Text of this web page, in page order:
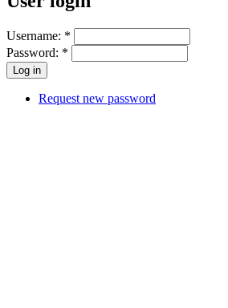
Username: *
Password: *
Request new password